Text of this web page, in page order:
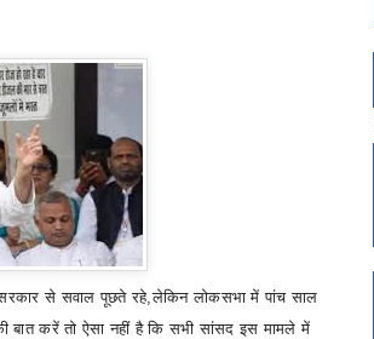
सरकार से सवाल पूछते रहे,लेकिन लोकसभा में पांच साल
बात करें तो ऐसा नहीं है कि सभी सांसद इस मामले में